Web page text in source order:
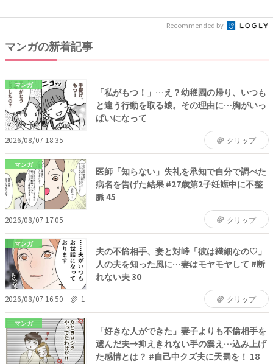
Recommended by
マンガの新着記事
マンガ
「私がもつ！」…え？幼稚園の帰り、いつも
と違う行動を取る娘。その理由に…胸がいっ
ぱいになって
2026/08/07 18:35 クリップ
マンガ
医師「知らない」失礼を承知で自分で調べた
病名を告げた結果 #27歳第2子妊娠中に不整
脈 45
2026/08/07 17:05 クリップ
マンガ
夫の不倫相手、妻と対峙「彼は繊細なの♡」
人の夫を知った風に…妻はモヤモヤして #断
れない夫 30
2026/08/07 16:50 1 クリップ
マンガ
「好きな人ができた」妻子よりも不倫相手を
選んだ夫→抑えきれない手の震え…込み上げ
た感情とは？ #自己中クズ夫に天罰を！ 18